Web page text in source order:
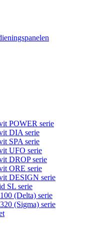
POWER serie
DIA serie
SPA serie
UFO serie
DROP serie
ORE serie
DESIGN serie
SL serie
(Delta) serie
(Sigma) serie